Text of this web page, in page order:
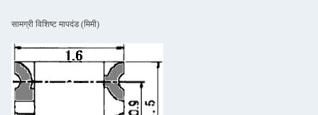
सामग्री विशिष्ट मापदंड (मिमी)